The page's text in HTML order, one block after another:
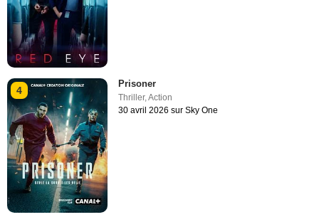
4
Prisoner
Thriller,Action
30 avril 2026 sur Sky One